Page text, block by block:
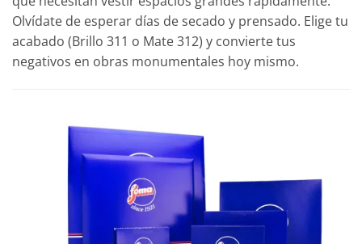
Olvídate de esperar días de secado y prensado. Elige tu
acabado (Brillo 311 o Mate 312) y convierte tus
negativos en obras monumentales hoy mismo.